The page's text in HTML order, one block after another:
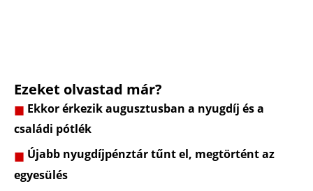
Ezeket olvastad már?
Ekkor érkezik augusztusban a nyugdíj és a
családi pótlék
Újabb nyugdíjpénztár tűnt el, megtörtént az
egyesülés